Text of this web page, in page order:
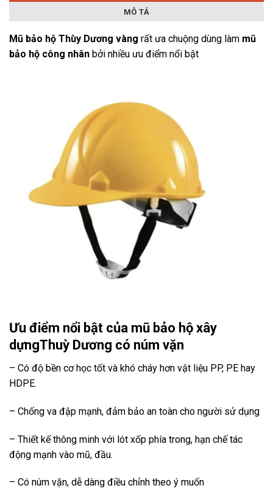
MÔ TẢ
Mũ bảo hộ Thùy Dương vàng rất ưa chuộng dùng làm mũ
bảo hộ công nhân bởi nhiều ưu điểm nổi bật
Ưu điểm nổi bật của mũ bảo hộ xây
dựngThuỳ Dương có núm vặn
– Có độ bền cơ học tốt và khó cháy hơn vật liệu PP, PE hay
HDPE.
– Chống va đập mạnh, đảm bảo an toàn cho người sử dụng
– Thiết kế thông minh với lót xốp phía trong, hạn chế tác
động mạnh vào mũ, đầu.
– Có núm vặn, dễ dàng điều chỉnh theo ý muốn